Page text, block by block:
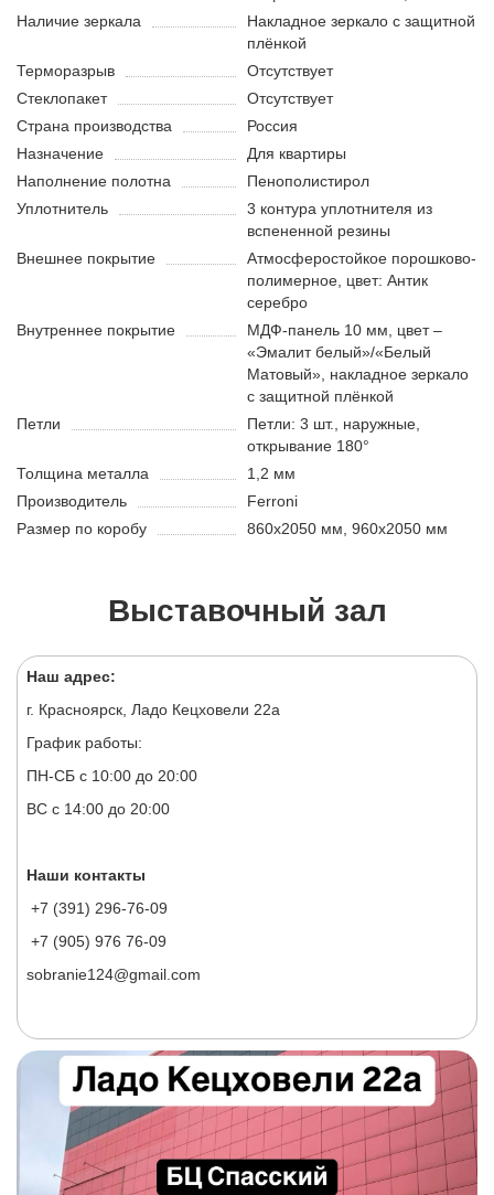
Наличие зеркала
Накладное зеркало с защитной
плёнкой
Терморазрыв
Отсутствует
Стеклопакет
Отсутствует
Страна производства
Россия
Назначение
Для квартиры
Наполнение полотна
Пенополистирол
Уплотнитель
3 контура уплотнителя из
вспененной резины
Внешнее покрытие
Атмосферостойкое порошково-
полимерное, цвет: Антик
серебро
Внутреннее покрытие
МДФ-панель 10 мм, цвет –
«Эмалит белый»/«Белый
Матовый», накладное зеркало
с защитной плёнкой
Петли
Петли: 3 шт., наружные,
открывание 180°
Толщина металла
1,2 мм
Производитель
Ferroni
Размер по коробу
860х2050 мм, 960х2050 мм
Выставочный зал
Наш адрес:
г. Красноярск, Ладо Кецховели 22а
График работы:
ПН-СБ с 10:00 до 20:00
ВС с 14:00 до 20:00
Наши контакты
+7 (391) 296-76-09
+7 (905) 976 76-09
sobranie124@gmail.com